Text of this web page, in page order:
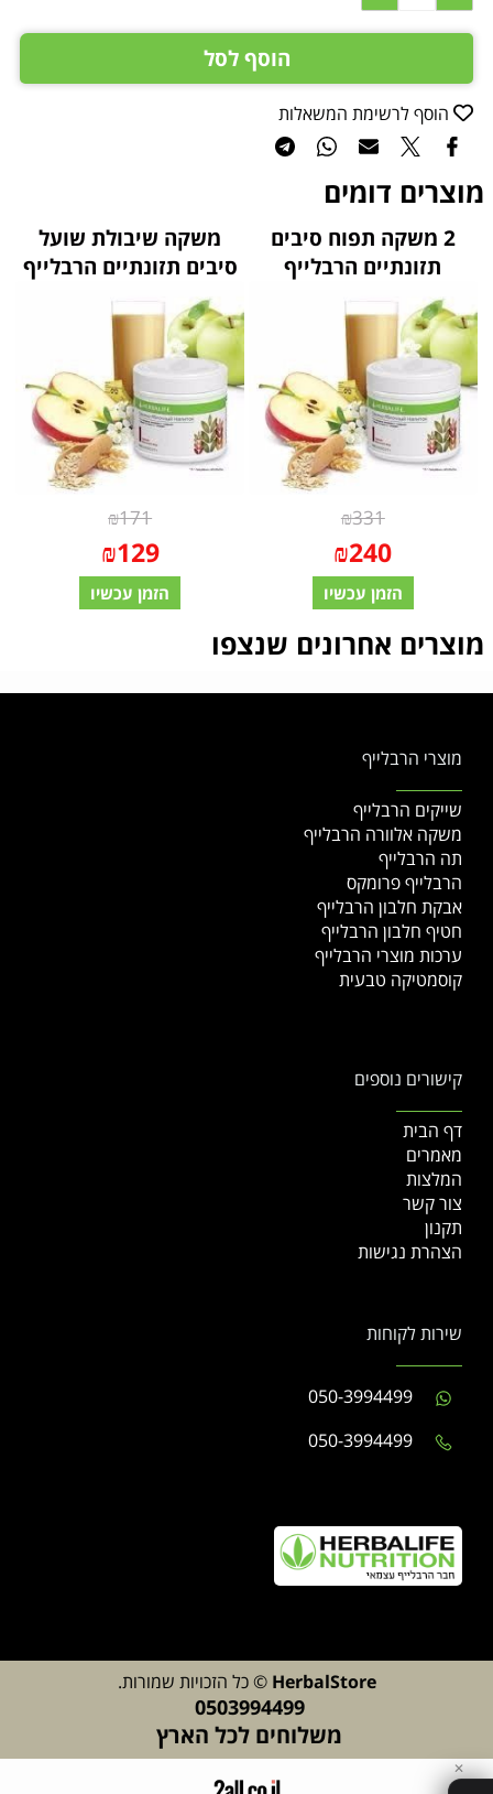
הוסף לסל
הוסף לרשימת המשאלות
מוצרים דומים
2 משקה תפוח סיבים
תזונתיים הרבלייף
₪331
₪240
הזמן עכשיו
משקה שיבולת שועל
סיבים תזונתיים הרבלייף
₪171
₪129
הזמן עכשיו
מוצרים אחרונים שנצפו
מוצרי הרבלייף
שייקים הרבלייף
משקה אלוורה הרבלייף
תה הרבלייף
הרבלייף פרומקס
אבקת חלבון הרבלייף
חטיף חלבון הרבלייף
ערכות מוצרי הרבלייף
קוסמטיקה טבעית
קישורים נוספים
דף הבית
מאמרים
המלצות
צור קשר
תקנון
הצהרת נגישות
שירות לקוחות
HerbalStore © כל הזכויות שמורות.
0503994499
משלוחים לכל הארץ
✕